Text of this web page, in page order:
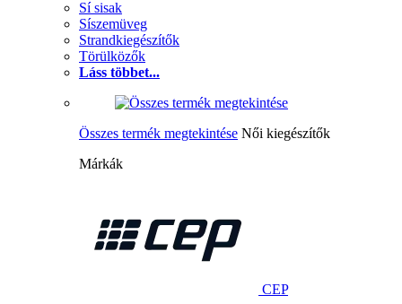
Sí sisak
Síszemüveg
Strandkiegészítők
Törülközők
Láss többet...
Összes termék megtekintése Női kiegészítők
Márkák
CEP